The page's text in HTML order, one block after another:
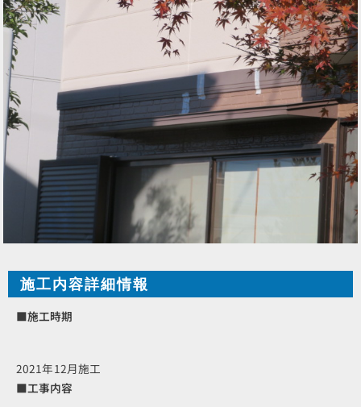
施工内容詳細情報
■施工時期
2021年12月施工
■工事内容